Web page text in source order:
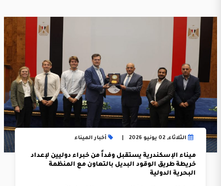
الثلاثاء, 02 يونيو 2026 أخبار الميناء
ميناء الإسكندرية يستقبل وفداً من خبراء دوليين لإعداد
خريطة طريق الوقود البديل بالتعاون مع المنظمة
البحرية الدولية